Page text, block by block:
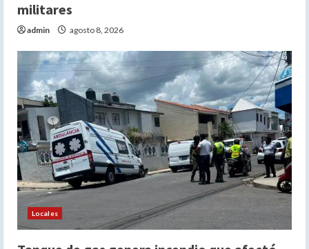
militares
admin agosto 8, 2026
Locales